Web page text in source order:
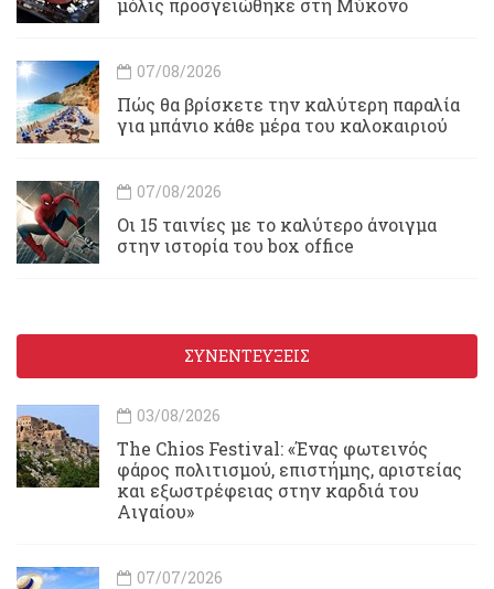
μόλις προσγειώθηκε στη Μύκονο
07/08/2026
Πώς θα βρίσκετε την καλύτερη παραλία
για μπάνιο κάθε μέρα του καλοκαιριού
07/08/2026
Οι 15 ταινίες με το καλύτερο άνοιγμα
στην ιστορία του box office
ΣΥΝΕΝΤΕΥΞΕΙΣ
03/08/2026
Τhe Chios Festival: «Ένας φωτεινός
φάρος πολιτισμού, επιστήμης, αριστείας
και εξωστρέφειας στην καρδιά του
Αιγαίου»
07/07/2026